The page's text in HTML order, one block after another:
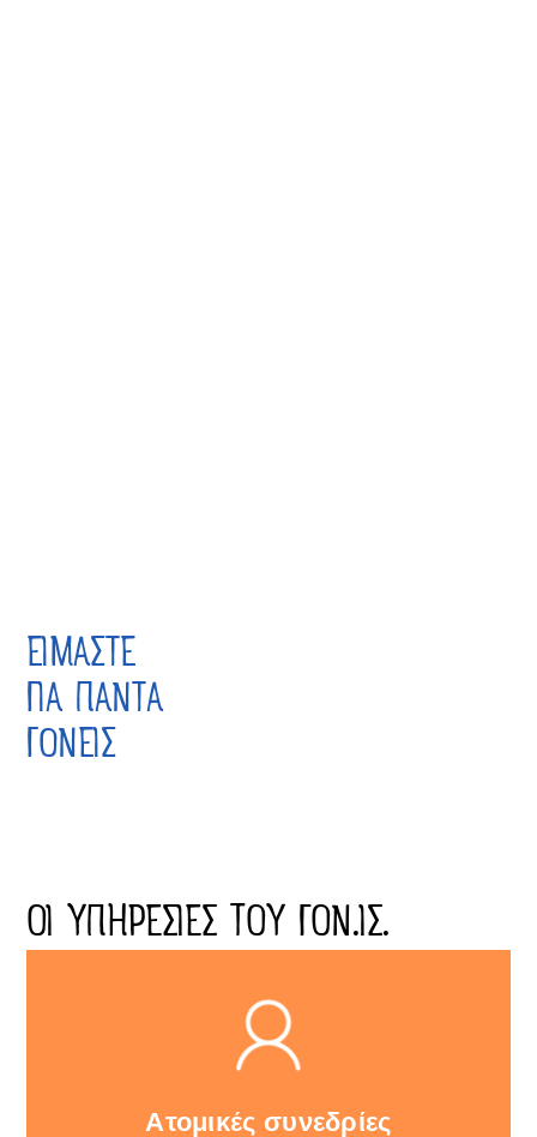
ΕΙΜΑΣΤΕ
ΓΙΑ ΠΑΝΤΑ
ΓΟΝΕΙΣ
ΟΙ ΥΠΗΡΕΣΙΕΣ ΤΟΥ ΓΟΝ.ΙΣ.
Ατομικές συνεδρίες